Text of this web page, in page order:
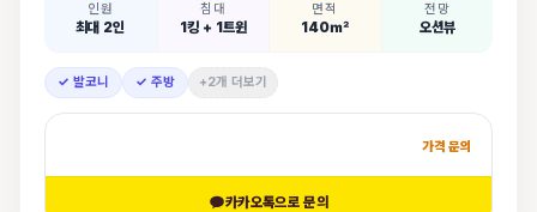
인원
최대 2인
침대
1킹 + 1트윈
면적
140㎡
전망
오션뷰
✓ 발코니 ✓ 주방 +2개 더보기
가격 문의
카카오톡으로 문의